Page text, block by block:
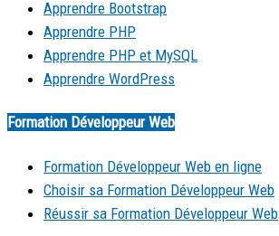
Apprendre Bootstrap
Apprendre PHP
Apprendre PHP et MySQL
Apprendre WordPress
Formation Développeur Web
Formation Développeur Web en ligne
Choisir sa Formation Développeur Web
Réussir sa Formation Développeur Web